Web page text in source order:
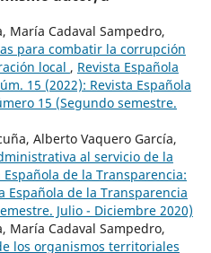
María Cadaval Sampedro,
para combatir la corrupción
local , Revista Española
15 (2022): Revista Española
15 (Segundo semestre.
Alberto Vaquero García,
al servicio de la
Española de la Transparencia:
Española de la Transparencia
Julio - Diciembre 2020)
María Cadaval Sampedro,
los organismos territoriales